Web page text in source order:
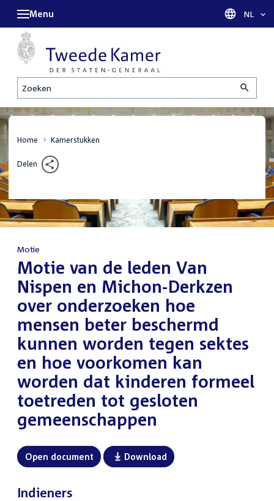
Zoeken
Menu Taal
NL
Home Kamerstukken
Delen
Motie
:Motie van de leden Van
Nispen en Michon-Derkzen
over onderzoeken hoe
mensen beter beschermd
kunnen worden tegen sektes
en hoe voorkomen kan
worden dat kinderen formeel
toetreden tot gesloten
gemeenschappen
Open document Download
Indieners